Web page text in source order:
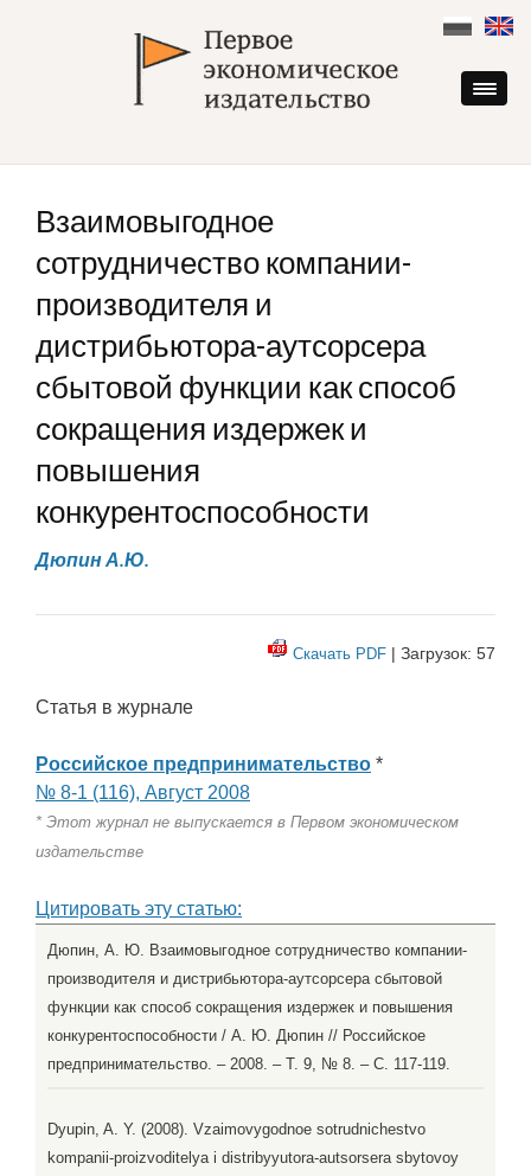
content
Взаимовыгодное
сотрудничество компании-
производителя и
дистрибьютора-аутсорсера
сбытовой функции как способ
сокращения издержек и
повышения
конкурентоспособности
Дюпин А.Ю.
Скачать PDF | Загрузок: 57
Статья в журнале
Российское предпринимательство *
№ 8-1 (116), Август 2008
* Этот журнал не выпускается в Первом экономическом
издательстве
Цитировать эту статью:
Дюпин, А. Ю. Взаимовыгодное сотрудничество компании-
производителя и дистрибьютора-аутсорсера сбытовой
функции как способ сокращения издержек и повышения
конкурентоспособности / А. Ю. Дюпин // Российское
предпринимательство. – 2008. – Т. 9, № 8. – С. 117-119.
Dyupin, A. Y. (2008). Vzaimovygodnoe sotrudnichestvo
kompanii-proizvoditelya i distribyyutora-autsorsera sbytovoy